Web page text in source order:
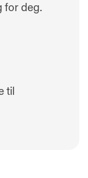
for deg.
til